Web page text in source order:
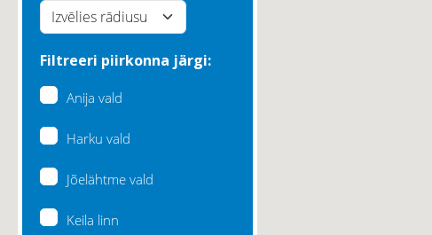
Filtreeri piirkonna järgi:
Anija vald
Harku vald
Jõelähtme vald
Keila linn